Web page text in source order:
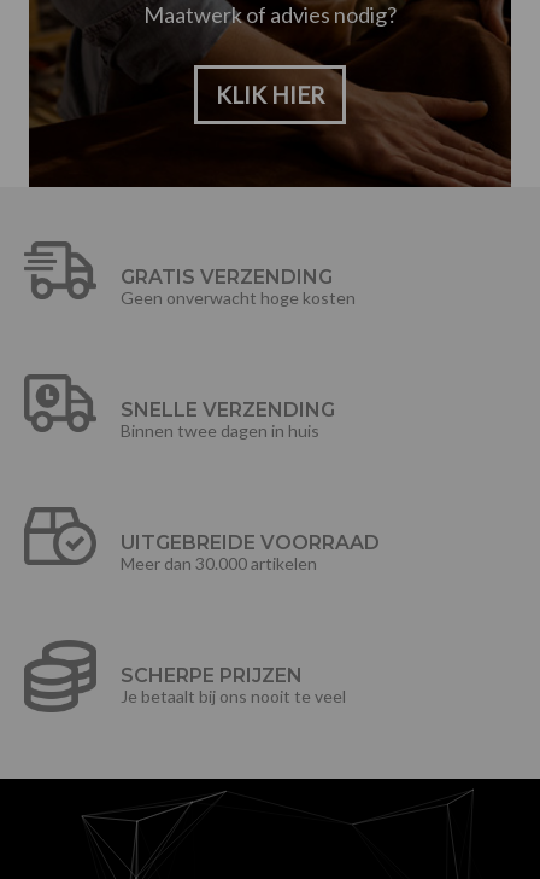
Maatwerk of advies nodig?
KLIK HIER
GRATIS VERZENDING
Geen onverwacht hoge kosten
SNELLE VERZENDING
Binnen twee dagen in huis
UITGEBREIDE VOORRAAD
Meer dan 30.000 artikelen
SCHERPE PRIJZEN
Je betaalt bij ons nooit te veel